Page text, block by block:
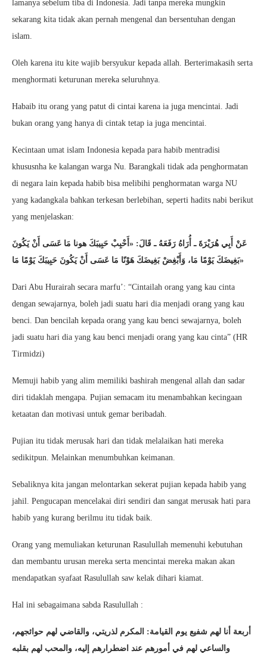
lamanya sebelum tiba di Indonesia. Jadi tanpa mereka mungkin
sekarang kita tidak akan pernah mengenal dan bersentuhan dengan
islam.
Oleh karena itu kite wajib bersyukur kepada allah. Berterimakasih serta
menghormati keturunan mereka seluruhnya.
Habaib itu orang yang patut di cintai karena ia juga mencintai. Jadi
bukan orang yang hanya di cintak tetap ia juga mencintai.
Kecintaan umat islam Indonesia kepada para habib mentradisi
khususnha ke kalangan warga Nu. Barangkali tidak ada penghormatan
di negara lain kepada habib bisa melibihi penghormatan warga NU
yang kadangkala bahkan terkesan berlebihan, seperti hadits nabi berikut
yang menjelaskan:
ﻋَﻦْ ﺃَﺑِﻲ ﻫُﺮَﻳْﺮَﺓَ ـ ﺃُﺭَاﻩُ ﺭَﻓَﻌَﻪُ ـ ﻗَﺎﻝَ: «ﺃَﺣْﺒِﺐْ ﺣَﺒِﻴﺒَﻚَ ﻫﻮﻧﺎ ﻣَﺎ ﻋَﺴَﻰ ﺃَﻥْ ﻳَﻜُﻮﻥَ
ﺑَﻐِﻴﻀَﻚَ ﻳَﻮْﻣًﺎ ﻣَﺎ، ﻭَﺃَﺑْﻐِﺾْ ﺑَﻐِﻴﻀَﻚَ ﻫَﻮْﻧًﺎ ﻣَﺎ ﻋَﺴَﻰ ﺃَﻥْ ﻳَﻜُﻮﻥَ ﺣَﺒِﻴﺒَﻚَ ﻳَﻮْﻣًﺎ ﻣَﺎ»
Dari Abu Hurairah secara marfu’: “Cintailah orang yang kau cinta
dengan sewajarnya, boleh jadi suatu hari dia menjadi orang yang kau
benci. Dan bencilah kepada orang yang kau benci sewajarnya, boleh
jadi suatu hari dia yang kau benci menjadi orang yang kau cinta” (HR
Tirmidzi)
Memuji habib yang alim memiliki bashirah mengenal allah dan sadar
diri tidaklah mengapa. Pujian semacam itu menambahkan kecingaan
ketaatan dan motivasi untuk gemar beribadah.
Pujian itu tidak merusak hari dan tidak melalaikan hati mereka
sedikitpun. Melainkan menumbuhkan keimanan.
Sebaliknya kita jangan melontarkan sekerat pujian kepada habib yang
jahil. Pengucapan mencelakai diri sendiri dan sangat merusak hati para
habib yang kurang berilmu itu tidak baik.
Orang yang memuliakan keturunan Rasulullah memenuhi kebutuhan
dan membantu urusan mereka serta mencintai mereka makan akan
mendapatkan syafaat Rasulullah saw kelak dihari kiamat.
Hal ini sebagaimana sabda Rasulullah :
أربعة أنا لهم شفيع يوم القيامة: المكرم لذريتي، والقاضي لهم حوائجهم،
والساعي لهم في أمورهم عند اضطرارهم إليه، والمحب لهم بقلبه